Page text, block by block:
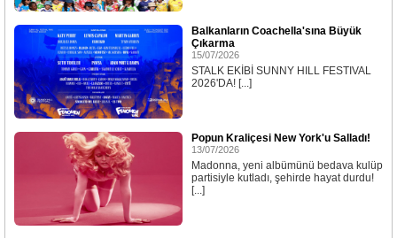
Balkanların Coachella'sına Büyük
Çıkarma
15/07/2026
STALK EKİBİ SUNNY HILL FESTIVAL
2026'DA! [...]
Popun Kraliçesi New York'u Salladı!
13/07/2026
Madonna, yeni albümünü bedava kulüp
partisiyle kutladı, şehirde hayat durdu!
[...]